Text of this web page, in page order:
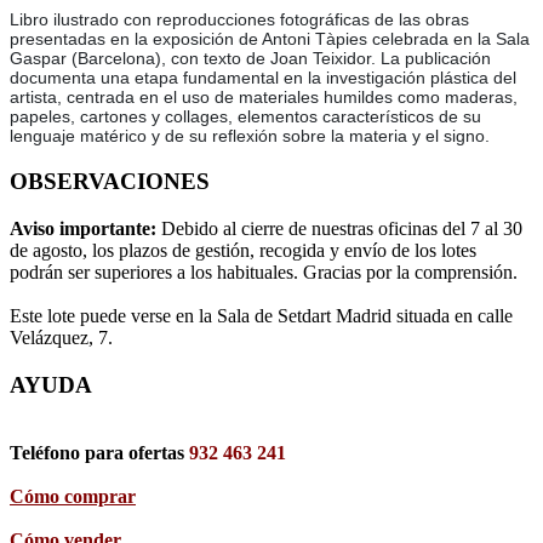
Libro ilustrado con reproducciones fotográficas de las obras
presentadas en la exposición de Antoni Tàpies celebrada en la Sala
Gaspar (Barcelona), con texto de Joan Teixidor. La publicación
documenta una etapa fundamental en la investigación plástica del
artista, centrada en el uso de materiales humildes como maderas,
papeles, cartones y collages, elementos característicos de su
lenguaje matérico y de su reflexión sobre la materia y el signo.
OBSERVACIONES
Aviso importante: Debido al cierre de nuestras oficinas del 7 al 30
de agosto, los plazos de gestión, recogida y envío de los lotes
podrán ser superiores a los habituales. Gracias por la comprensión.
Este lote puede verse en la Sala de Setdart Madrid situada en calle
Velázquez, 7.
AYUDA
Teléfono para ofertas 932 463 241
Cómo comprar